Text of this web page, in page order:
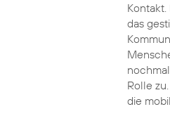
Kontakt.
das
Rolle
die